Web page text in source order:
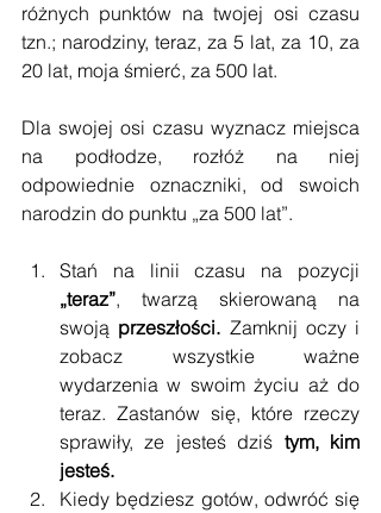
różnych punktów na twojej osi czasu
tzn.; narodziny, teraz, za 5 lat, za 10, za
20 lat, moja śmierć, za 500 lat.
Dla swojej osi czasu wyznacz miejsca
na podłodze, rozłóż na niej
odpowiednie oznaczniki, od swoich
narodzin do punktu „za 500 lat”.
„teraz”, twarzą skierowaną na
swoją przeszłości. Zamknij oczy i
zobacz wszystkie ważne
wydarzenia w swoim życiu aż do
teraz. Zastanów się, które rzeczy
sprawiły, ze jesteś dziś tym, kim
jesteś.
Kiedy będziesz gotów, odwróć się